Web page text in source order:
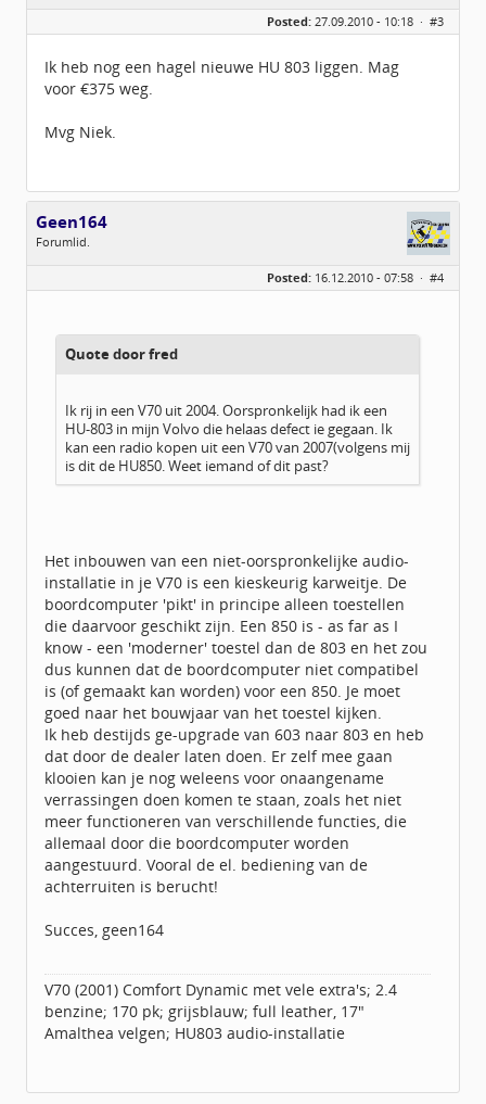
Posted: 27.09.2010 - 10:18 · #3
Ik heb nog een hagel nieuwe HU 803 liggen. Mag
voor €375 weg.
Mvg Niek.
Geen164
Forumlid.
Geregistreerd:03 / 2010
Posted: 16.12.2010 - 07:58 · #4
Quote door fred
Ik rij in een V70 uit 2004. Oorspronkelijk had ik een
HU-803 in mijn Volvo die helaas defect ie gegaan. Ik
kan een radio kopen uit een V70 van 2007(volgens mij
is dit de HU850. Weet iemand of dit past?
Het inbouwen van een niet-oorspronkelijke audio-
installatie in je V70 is een kieskeurig karweitje. De
boordcomputer 'pikt' in principe alleen toestellen
die daarvoor geschikt zijn. Een 850 is - as far as I
know - een 'moderner' toestel dan de 803 en het zou
dus kunnen dat de boordcomputer niet compatibel
is (of gemaakt kan worden) voor een 850. Je moet
goed naar het bouwjaar van het toestel kijken.
Ik heb destijds ge-upgrade van 603 naar 803 en heb
dat door de dealer laten doen. Er zelf mee gaan
klooien kan je nog weleens voor onaangename
verrassingen doen komen te staan, zoals het niet
meer functioneren van verschillende functies, die
allemaal door die boordcomputer worden
aangestuurd. Vooral de el. bediening van de
achterruiten is berucht!
Succes, geen164
V70 (2001) Comfort Dynamic met vele extra's; 2.4
benzine; 170 pk; grijsblauw; full leather, 17"
Amalthea velgen; HU803 audio-installatie